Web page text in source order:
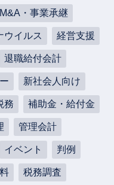
M&A・事業承継
ウイルス 経営支援
退職給付会計
新社会人向け
務 補助金・給付金
管理会計
イベント 判例
税務調査